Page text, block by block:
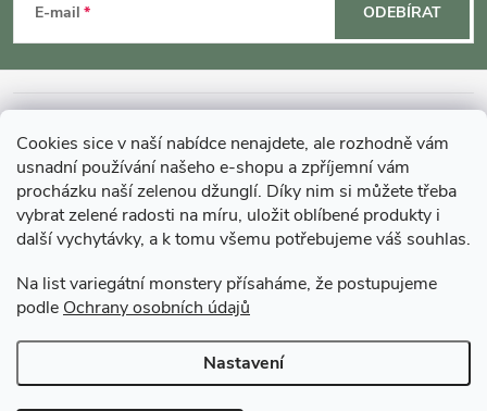
Cookies sice v naší nabídce nenajdete, ale rozhodně vám
usnadní používání našeho e-shopu a zpříjemní vám
procházku naší zelenou džunglí. Díky nim si můžete třeba
vybrat zelené radosti na míru, uložit oblíbené produkty i
další vychytávky, a k tomu všemu potřebujeme váš souhlas.
Na list variegátní monstery přísaháme, že postupujeme
podle Ochrany osobních údajů
Nastavení
p
a
E-mail ODEBÍRAT
MOHLO BY VÁS ZAJÍMAT
O GARDNERS
Gardners Design - Projekt, realizace a údržba zahrad a interiérů
Copyright 2026Gardners-eshop.cz. Všechna práva vyhrazena.Upravit